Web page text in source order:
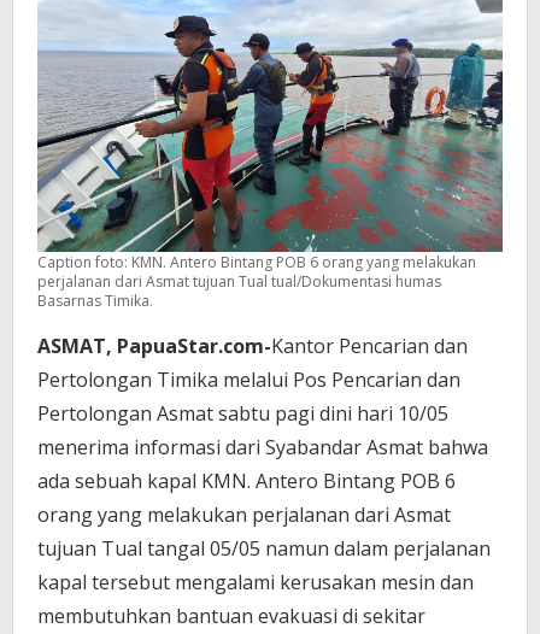
Caption foto: KMN. Antero Bintang POB 6 orang yang melakukan
perjalanan dari Asmat tujuan Tual tual/Dokumentasi humas
Basarnas Timika.
ASMAT, PapuaStar.com-Kantor Pencarian dan
Pertolongan Timika melalui Pos Pencarian dan
Pertolongan Asmat sabtu pagi dini hari 10/05
menerima informasi dari Syabandar Asmat bahwa
ada sebuah kapal KMN. Antero Bintang POB 6
orang yang melakukan perjalanan dari Asmat
tujuan Tual tangal 05/05 namun dalam perjalanan
kapal tersebut mengalami kerusakan mesin dan
membutuhkan bantuan evakuasi di sekitar